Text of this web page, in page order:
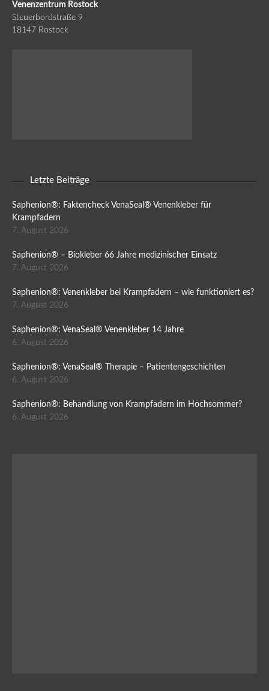
Venenzentrum Rostock
Steuerbordstraße 9
18147 Rostock
Letzte Beiträge
Saphenion®: Faktencheck VenaSeal® Venenkleber für
Krampfadern
7. August 2026
Saphenion® – Biokleber 66 Jahre medizinischer Einsatz
7. August 2026
Saphenion®: Venenkleber bei Krampfadern – wie funktioniert es?
7. August 2026
Saphenion®: VenaSeal® Venenkleber 14 Jahre
6. August 2026
Saphenion®: VenaSeal® Therapie – Patientengeschichten
6. August 2026
Saphenion®: Behandlung von Krampfadern im Hochsommer?
6. August 2026